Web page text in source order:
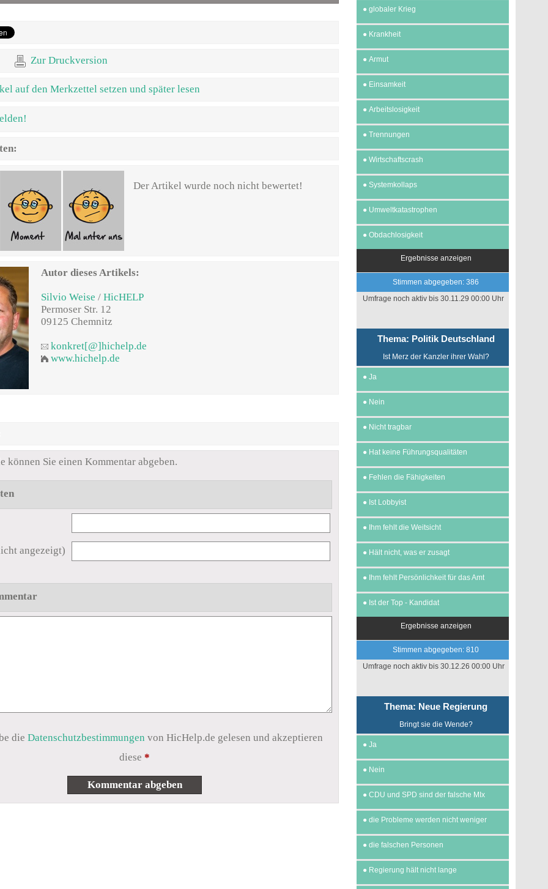
Zur Druckversion
auf den Merkzettel setzen und später lesen
Der Artikel wurde noch nicht bewertet!
Autor dieses Artikels:
Silvio Weise / HicHELP
Permoser Str. 12
09125 Chemnitz
konkret[@]hichelp.de
www.hichelp.de
können Sie einen Kommentar abgeben.
angezeigt)
die Datenschutzbestimmungen von HicHelp.de gelesen und akzeptieren
diese *
● globaler Krieg
● Krankheit
● Armut
● Einsamkeit
● Arbeitslosigkeit
● Trennungen
● Wirtschaftscrash
● Systemkollaps
● Umweltkatastrophen
● Obdachlosigkeit
Ergebnisse anzeigen
Stimmen abgegeben: 386
Umfrage noch aktiv bis 30.11.29 00:00 Uhr
Thema: Politik Deutschland
Ist Merz der Kanzler ihrer Wahl?
● Ja
● Nein
● Nicht tragbar
● Hat keine Führungsqualitäten
● Fehlen die Fähigkeiten
● Ist Lobbyist
● Ihm fehlt die Weitsicht
● Hält nicht, was er zusagt
● Ihm fehlt Persönlichkeit für das Amt
● Ist der Top - Kandidat
Ergebnisse anzeigen
Stimmen abgegeben: 810
Umfrage noch aktiv bis 30.12.26 00:00 Uhr
Thema: Neue Regierung
Bringt sie die Wende?
● Ja
● Nein
● CDU und SPD sind der falsche MIx
● die Probleme werden nicht weniger
● die falschen Personen
● Regierung hält nicht lange